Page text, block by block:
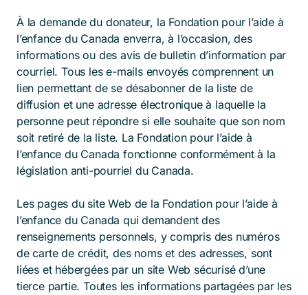
À la demande du donateur, la Fondation pour l’aide à
l’enfance du Canada enverra, à l’occasion, des
informations ou des avis de bulletin d’information par
courriel. Tous les e-mails envoyés comprennent un
lien permettant de se désabonner de la liste de
diffusion et une adresse électronique à laquelle la
personne peut répondre si elle souhaite que son nom
soit retiré de la liste. La Fondation pour l’aide à
l’enfance du Canada fonctionne conformément à la
législation anti-pourriel du Canada.
Les pages du site Web de la Fondation pour l’aide à
l’enfance du Canada qui demandent des
renseignements personnels, y compris des numéros
de carte de crédit, des noms et des adresses, sont
liées et hébergées par un site Web sécurisé d’une
tierce partie. Toutes les informations partagées par les